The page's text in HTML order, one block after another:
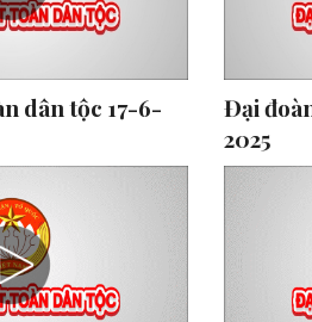
dân tộc 17-6-
Đại
2025